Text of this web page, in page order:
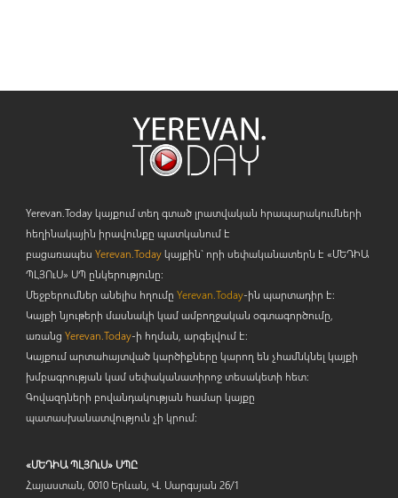
Yerevan.Today կայքում տեղ գտած լրատվական հրապարակումների
հեղինակային իրավունքը պատկանում է
բացառապես Yerevan.Todayկայքին` որի սեփականատերն է «ՄԵԴԻԱ
ՊԼՅՈւՍ» ՍՊ ընկերությունը։
Մեջբերումներ անելիս հղումը Yerevan.Today-ին պարտադիր է:
Կայքի նյութերի մասնակի կամ ամբողջական օգտագործումը,
առանց Yerevan.Today-ի հղման, արգելվում է:
Կայքում արտահայտված կարծիքները կարող են չհամնկնել կայքի
խմբագրության կամ սեփականատիրոջ տեսակետի հետ:
Գովազդների բովանդակության համար կայքը
պատասխանատվություն չի կրում:
«ՄԵԴԻԱ ՊԼՅՈւՍ» ՍՊԸ
Հայաստան, 0010 Երևան, Վ. Սարգսյան 26/1